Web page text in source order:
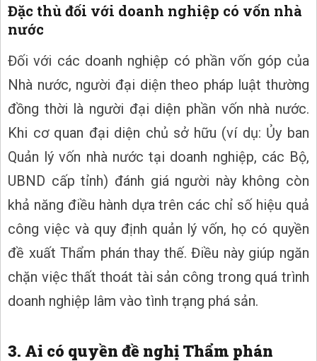
Đặc thù đối với doanh nghiệp có vốn nhà
nước
Đối với các doanh nghiệp có phần vốn góp của
Nhà nước, người đại diện theo pháp luật thường
đồng thời là người đại diện phần vốn nhà nước.
Khi cơ quan đại diện chủ sở hữu (ví dụ: Ủy ban
Quản lý vốn nhà nước tại doanh nghiệp, các Bộ,
UBND cấp tỉnh) đánh giá người này không còn
khả năng điều hành dựa trên các chỉ số hiệu quả
công việc và quy định quản lý vốn, họ có quyền
đề xuất Thẩm phán thay thế. Điều này giúp ngăn
chặn việc thất thoát tài sản công trong quá trình
doanh nghiệp lâm vào tình trạng phá sản.
3. Ai có quyền đề nghị Thẩm phán